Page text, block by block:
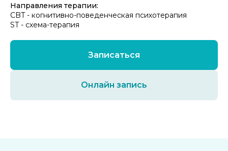
Направления терапии:
CBT - когнитивно-поведенческая психотерапия
ST - схема-терапия
Записаться
Онлайн запись